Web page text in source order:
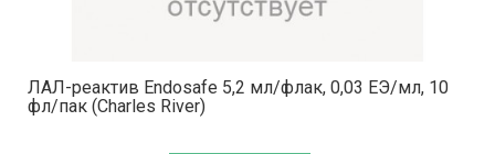
ЛАЛ-реактив Endosafe 5,2 мл/флак, 0,03 ЕЭ/мл, 10
фл/пак (Charles River)